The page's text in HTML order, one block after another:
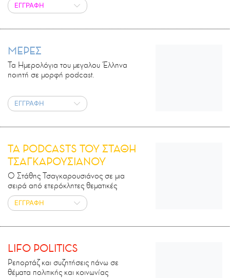
ΕΓΓΡΑΦΗ
ΜΕΡΕΣ
Τα Ημερολόγια του μεγαλου Έλληνα
ποιητή σε μορφή podcast.
ΕΓΓΡΑΦΗ
ΤΑ PODCASTS ΤΟΥ ΣΤΑΘΗ
ΤΣΑΓΚΑΡΟΥΣΙΑΝΟΥ
Ο Στάθης Τσαγκαρουσιάνος σε μια
σειρά από ετερόκλητες θεματικές
ΕΓΓΡΑΦΗ
LIFO POLITICS
Ρεπορτάζ και συζητήσεις πάνω σε
θέματα πολιτικής και κοινωνίας